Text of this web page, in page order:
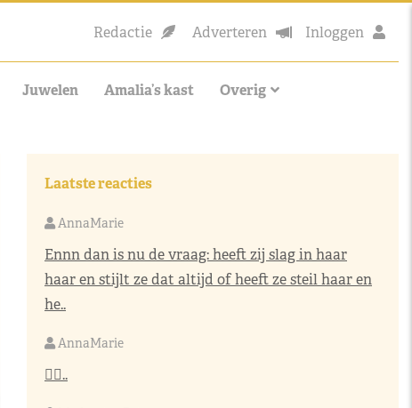
Redactie Adverteren Inloggen
Juwelen Amalia’s kast Overig
Laatste reacties
AnnaMarie
Ennn dan is nu de vraag: heeft zij slag in haar
haar en stijlt ze dat altijd of heeft ze steil haar en
he..
AnnaMarie
👌🏼..